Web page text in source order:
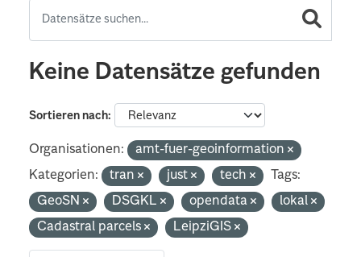
Keine Datensätze gefunden
Sortieren nach
Organisationen:
amt-fuer-geoinformation
Kategorien:
tran just tech
Tags:
GeoSN
DSGKL opendata
lokal
Cadastral parcels
LeipziGIS